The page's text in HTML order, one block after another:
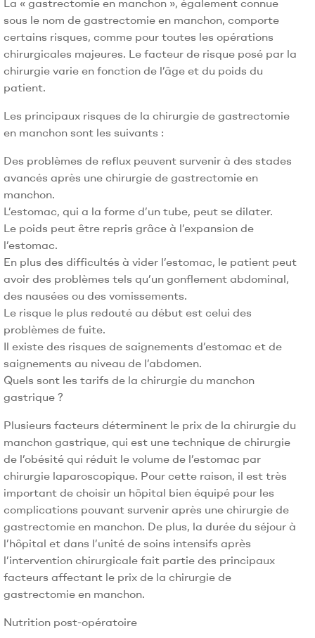
sous le nom de gastrectomie en manchon, comporte
certains risques, comme pour toutes les opérations
chirurgicales majeures. Le facteur de risque posé par la
chirurgie varie en fonction de l’âge et du poids du
patient.
Les principaux risques de la chirurgie de gastrectomie
en manchon sont les suivants :
Des problèmes de reflux peuvent survenir à des stades
avancés après une chirurgie de gastrectomie en
manchon.
L’estomac, qui a la forme d’un tube, peut se dilater.
Le poids peut être repris grâce à l’expansion de
l’estomac.
En plus des difficultés à vider l’estomac, le patient peut
avoir des problèmes tels qu’un gonflement abdominal,
des nausées ou des vomissements.
Le risque le plus redouté au début est celui des
problèmes de fuite.
Il existe des risques de saignements d’estomac et de
saignements au niveau de l’abdomen.
Quels sont les tarifs de la chirurgie du manchon
gastrique ?
Plusieurs facteurs déterminent le prix de la chirurgie du
manchon gastrique, qui est une technique de chirurgie
de l’obésité qui réduit le volume de l’estomac par
chirurgie laparoscopique. Pour cette raison, il est très
important de choisir un hôpital bien équipé pour les
complications pouvant survenir après une chirurgie de
gastrectomie en manchon. De plus, la durée du séjour à
l’hôpital et dans l’unité de soins intensifs après
l’intervention chirurgicale fait partie des principaux
facteurs affectant le prix de la chirurgie de
gastrectomie en manchon.
Nutrition post-opératoire